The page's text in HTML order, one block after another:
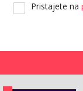
Pristajete na